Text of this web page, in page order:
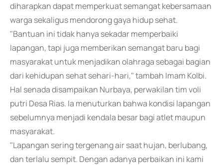
diharapkan dapat memperkuat semangat kebersamaan
warga sekaligus mendorong gaya hidup sehat.
"Bantuan ini tidak hanya sekadar memperbaiki
lapangan, tapi juga memberikan semangat baru bagi
masyarakat untuk menjadikan olahraga sebagai bagian
dari kehidupan sehat sehari-hari," tambah Imam Kolbi.
Hal senada disampaikan Nurbaya, perwakilan tim voli
putri Desa Rias. Ia menuturkan bahwa kondisi lapangan
sebelumnya menjadi kendala besar bagi atlet maupun
masyarakat.
"Lapangan sering tergenang air saat hujan, berlubang,
dan terlalu sempit. Dengan adanya perbaikan ini kami